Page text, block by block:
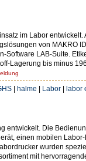
im Labor
von MAKRO
LAB-Suite.
Lagerung bis minus
| halme | Labor | labor
entwickelt. Die
einen mobilen
wurden
mit